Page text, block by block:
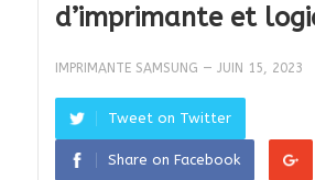
d’imprimante et
IMPRIMANTE SAMSUNG — JUIN 15, 2023
Tweet on Twitter
Share on Facebook